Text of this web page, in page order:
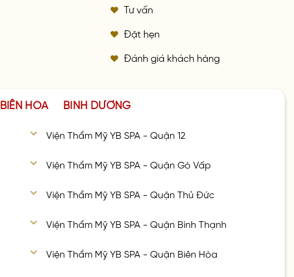
Tư vấn
Đặt hẹn
Đánh giá khách hàng
BIÊN HÒA BÌNH DƯƠNG
Viện Thẩm Mỹ YB SPA - Quận 12
Viện Thẩm Mỹ YB SPA - Quận Gò Vấp
Viện Thẩm Mỹ YB SPA - Quận Thủ Đức
Viện Thẩm Mỹ YB SPA - Quận Bình Thạnh
Viện Thẩm Mỹ YB SPA - Quận Biên Hòa